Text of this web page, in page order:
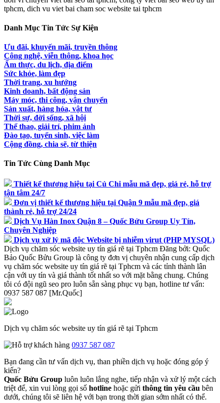
tphcm, dich vu viet bai cham soc website tai tphcm
Danh Mục Tin Tức Sự Kiện
Ưu đãi, khuyến mãi, truyền thông
Công nghệ, viễn thông, khoa học
Ẩm thực, du lịch, địa điểm
Sức khỏe, làm đẹp
Thời trang, xu hướng
Kinh doanh, bất động sản
Máy móc, thi công, vận chuyển
Sản xuất, hàng hóa, vật tư
Thời sự, đời sống, xã hội
Thể thao, giải trí, phim ảnh
Đào tạo, tuyển sinh, việc làm
Cộng đồng, chia sẽ, từ thiện
Tin Tức Cùng Danh Mục
Thiết kế thương hiệu tại Củ Chi mẫu mã đẹp, giá rẻ, hỗ trợ
tận tâm 24/7
Đơn vị thiết kế thương hiệu tại Quận 9 mẫu mã đẹp, giá
thành rẻ, hỗ trợ 24/24
Dịch Vụ Hàn Inox Quận 8 – Quốc Bửu Group Uy Tín,
Chuyên Nghiệp
Dịch vụ xử lý mã độc Website bị nhiễm virut (PHP MYSQL)
Dịch vụ chăm sóc website uy tín giá rẽ tại Tphcm Đăng bởi: Quốc
Bảo Quốc Bửu Group là công ty đơn vị chuyên nhận cung cấp dịch
vụ chăm sóc website uy tín giá rẽ tại Tphcm và các tỉnh thành lân
cận với uy tín và giá thành tốt nhất so với mặt bằng chung. Chúng
tôi có đội ngũ seo pro luôn sẵn sàng phục vụ bạn, hotline tư vấn:
0937 587 087 [Mr.Quốc]
Dịch vụ chăm sóc website uy tín giá rẽ tại Tphcm
0937 587 087
Bạn đang cần tư vấn dịch vụ, than phiền dịch vụ hoặc đóng góp ý
kiến?
Quốc Bửu Group luôn luôn lắng nghe, tiếp nhận và xử lý một cách
triệt để, xin vui lòng gọi số hotline hoặc gửi thông tin yêu cầu bên
dưới, chúng tôi sẽ liên hệ với bạn trong thời gian sớm nhất có thể.